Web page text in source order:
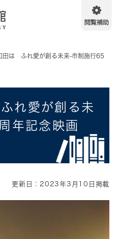
田は ふれ愛が創る未来-市制施行65
れ愛が創る未
年記念映画
更新日：2023年3月10日掲載